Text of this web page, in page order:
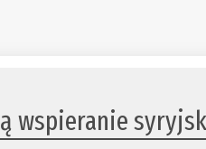
wspieranie